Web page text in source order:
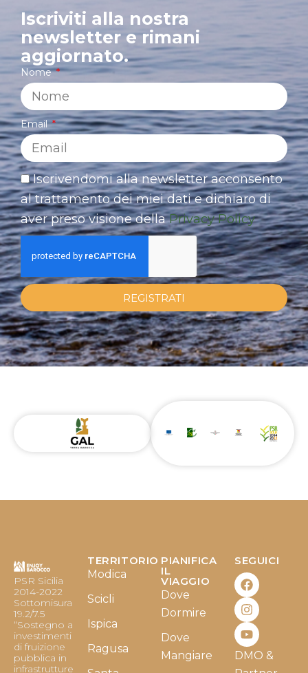
Iscriviti alla nostra
newsletter e rimani
aggiornato.
Nome
Email
Iscrivendomi alla newsletter acconsento
al trattamento dei miei dati e dichiaro di
aver preso visione dellaPrivacy Policy
REGISTRATI
PSR Sicilia
2014-2022
Sottomisura
19.2/7.5
“Sostegno a
investimenti
di fruizione
pubblica in
infrastrutture
TERRITORIO
Modica
Scicli
Ispica
Ragusa
PIANIFICA
IL
VIAGGIO
Dove
Dormire
Dove
Mangiare
SEGUICI
F
a
c
e
b
o
o
k
I
n
s
t
a
g
r
a
m
Y
o
u
t
u
b
e
DMO &